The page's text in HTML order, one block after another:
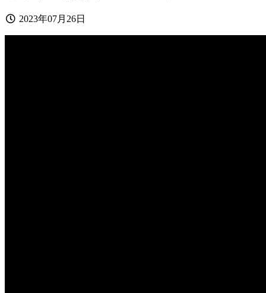
2023年07月26日